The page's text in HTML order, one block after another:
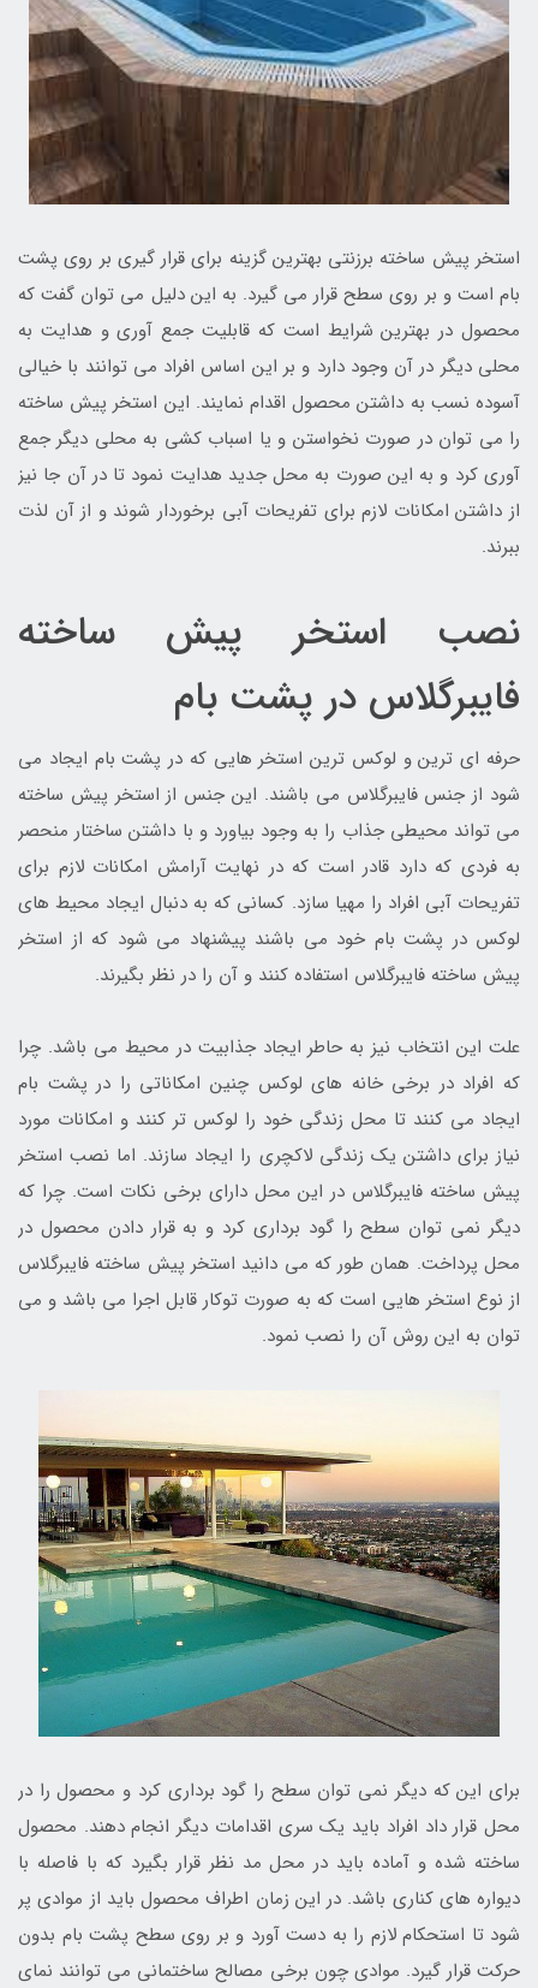
استخر پیش ساخته برزنتی بهترین گزینه برای قرار گیری بر روی پشت
بام است و بر روی سطح قرار می گیرد. به این دلیل می توان گفت که
محصول در بهترین شرایط است که قابلیت جمع آوری و هدایت به
محلی دیگر در آن وجود دارد و بر این اساس افراد می توانند با خیالی
آسوده نسب به داشتن محصول اقدام نمایند. این استخر پیش ساخته
را می توان در صورت نخواستن و یا اسباب کشی به محلی دیگر جمع
آوری کرد و به این صورت به محل جدید هدایت نمود تا در آن جا نیز
از داشتن امکانات لازم برای تفریحات آبی برخوردار شوند و از آن لذت
ببرند.
نصب استخر پیش ساخته
فایبرگلاس در پشت بام
حرفه ای ترین و لوکس ترین استخر هایی که در پشت بام ایجاد می
شود از جنس فایبرگلاس می باشند. این جنس از استخر پیش ساخته
می تواند محیطی جذاب را به وجود بیاورد و با داشتن ساختار منحصر
به فردی که دارد قادر است که در نهایت آرامش امکانات لازم برای
تفریحات آبی افراد را مهیا سازد. کسانی که به دنبال ایجاد محیط های
لوکس در پشت بام خود می باشند پیشنهاد می شود که از استخر
پیش ساخته فایبرگلاس استفاده کنند و آن را در نظر بگیرند.
علت این انتخاب نیز به حاطر ایجاد جذابیت در محیط می باشد. چرا
که افراد در برخی خانه های لوکس چنین امکاناتی را در پشت بام
ایجاد می کنند تا محل زندگی خود را لوکس تر کنند و امکانات مورد
نیاز برای داشتن یک زندگی لاکچری را ایجاد سازند. اما نصب استخر
پیش ساخته فایبرگلاس در این محل دارای برخی نکات است. چرا که
دیگر نمی توان سطح را گود برداری کرد و به قرار دادن محصول در
محل پرداخت. همان طور که می دانید استخر پیش ساخته فایبرگلاس
از نوع استخر هایی است که به صورت توکار قابل اجرا می باشد و می
توان به این روش آن را نصب نمود.
برای این که دیگر نمی توان سطح را گود برداری کرد و محصول را در
محل قرار داد افراد باید یک سری اقدامات دیگر انجام دهند. محصول
ساخته شده و آماده باید در محل مد نظر قرار بگیرد که با فاصله با
دیواره های کناری باشد. در این زمان اطراف محصول باید از موادی پر
شود تا استحکام لازم را به دست آورد و بر روی سطح پشت بام بدون
حرکت قرار گیرد. موادی چون برخی مصالح ساختمانی می توانند نمای